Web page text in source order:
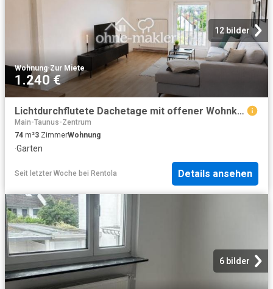
12 bilder
Wohnung·Zur Miete
1.240 €
Lichtdurchflutete Dachetage mit offener Wohnküche und Gemeinschaftsgarten
Main-Taunus-Zentrum
74 m²3 ZimmerWohnung
·Garten
Seit letzter Woche bei Rentola Details ansehen
6 bilder